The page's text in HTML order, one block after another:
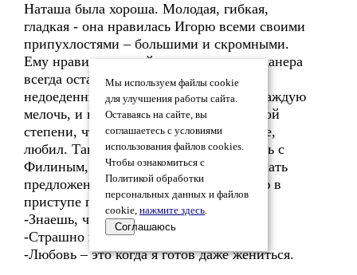
Наташа была хороша. Молодая, гибкая,
гладкая - она нравилась Игорю всеми своими
припухлостями – большими и скромными.
Ему нравилось в ней почти все, даже манера
всегда оставлять маленький кусочек
недоеденным на тарелке. Он замечал каждую
мелочь, и все в ней его умиляло до такой
степени, что он любил ее. В самом деле,
любил. Так, что даже соглашался теперь с
Филиным, который, перед тем как сделать
предложение своей жене, сказал Игорю в
приступе пьяной лиричности:
-Знаешь, что такое любовь, брат?
-Страшно подумать, - ответил Игорь.
-Любовь – это когда я готов даже жениться.
Мы используем файлы cookie
для улучшения работы сайта.
Оставаясь на сайте, вы
соглашаетесь с условиями
использования файлов cookies.
Чтобы ознакомиться с
Политикой обработки
персональных данных и файлов
cookie, нажмите здесь.
Соглашаюсь